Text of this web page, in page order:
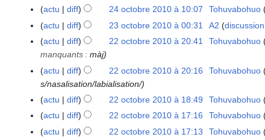
b
e
b
2
o
2
actu
diff 24 octobre 2010 à 10:07 Tohuvabohuo
2
3
e
actu diff 23 octobre 2010 à 00:31 A2 discussion
2
o
actu diff 22 octobre 2010 à 20:41 Tohuvabohuo
manquants:màj
actu
diff 22 octobre 2010 à 20:16 Tohuvabohuo
s/nasalisation/labialisation/
actu
diff 22 octobre 2010 à 18:49 Tohuvabohuo
actu
diff 22 octobre 2010 à 17:16 Tohuvabohuo
actu
diff 22 octobre 2010 à 17:13 Tohuvabohuo